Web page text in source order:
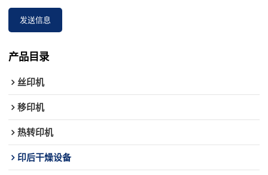
发送信息
产品目录
丝印机
移印机
热转印机
印后干燥设备